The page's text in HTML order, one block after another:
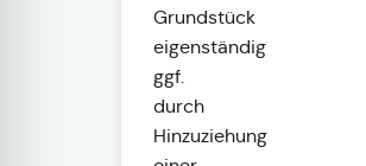
Grundstück
eigenständig
ggf.
durch
Hinzuziehung